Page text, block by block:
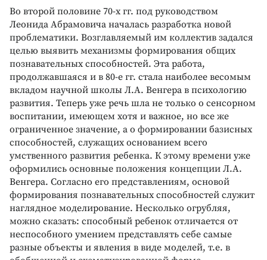
Во второй половине 70-­х гг. под руководством
Леонида Абрамовича началась разработка новой
проблематики. Возглавляемый им коллектив задался
целью выявить механизмы формирования общих
познавательных способностей. Эта работа,
продолжавшаяся и в 80-­е гг. стала наиболее весомым
вкладом научной школы Л.А. Венгера в психологию
развития. Теперь уже речь шла не только о сенсорном
воспитании, имеющем хотя и важное, но все же
ограниченное значение, а о формировании базисных
способностей, служащих основанием всего
умственного развития ребенка. К этому времени уже
оформились основные положения концепции Л.А.
Венгера. Согласно его представлениям, основой
формирования познавательных способностей служит
наглядное моделирование. Несколько огрубляя,
можно сказать: способный ребенок отличается от
неспособного умением представлять себе самые
разные объекты и явления в виде моделей, т.е. в